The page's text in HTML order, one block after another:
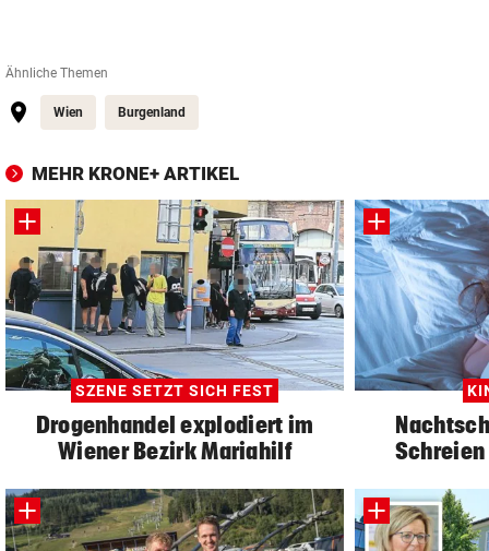
Ähnliche Themen
Wien Burgenland
MEHR KRONE+ ARTIKEL
SZENE SETZT SICH FEST
Drogenhandel explodiert im
Wiener Bezirk Mariahilf